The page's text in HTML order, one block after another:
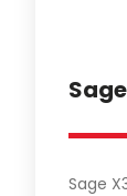
Sage